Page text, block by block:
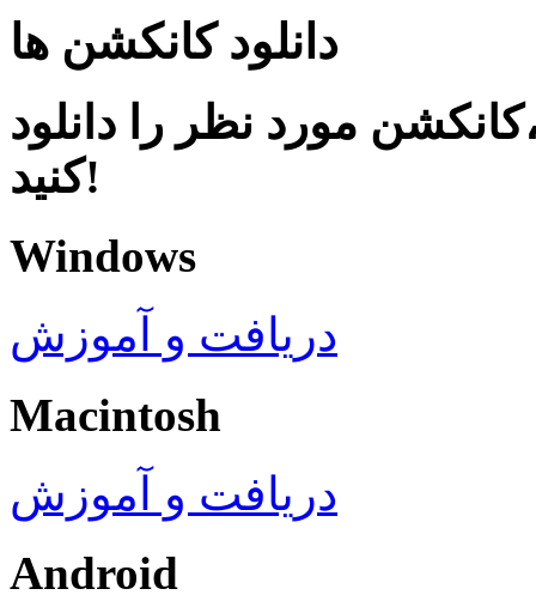
دانلود کانکشن ها
مورد نظر را دانلود
کنید!
Windows
دریافت و آموزش
Macintosh
دریافت و آموزش
Android